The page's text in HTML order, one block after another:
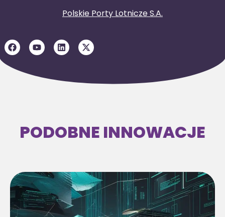
Polskie Porty Lotnicze S.A.
PODOBNE INNOWACJE